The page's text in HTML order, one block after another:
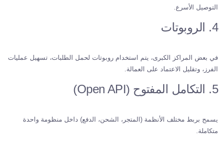
التوصيل الأسرع.
4. الروبوتات
في بعض المراكز الكبرى، يتم استخدام روبوتات لحمل الطلبات، تسهيل عمليات
الفرز، وتقليل الاعتماد على العمالة.
5. التكامل المفتوح (Open API)
يسمح بربط مختلف الأنظمة (المتجر، الشحن، الدفع) داخل منظومة واحدة
متكاملة.